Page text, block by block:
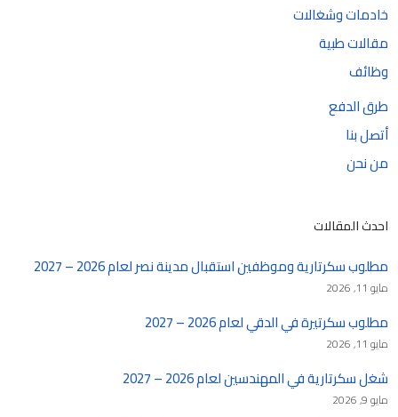
خادمات وشغالات
مقالات طبية
وظائف
طرق الدفع
أتصل بنا
من نحن
احدث المقالات
مطلوب سكرتارية وموظفين استقبال مدينة نصر لعام 2026 – 2027
مايو 11, 2026
مطلوب سكرتيرة في الدقي لعام 2026 – 2027
مايو 11, 2026
شغل سكرتارية في المهندسين لعام 2026 – 2027
مايو 9, 2026